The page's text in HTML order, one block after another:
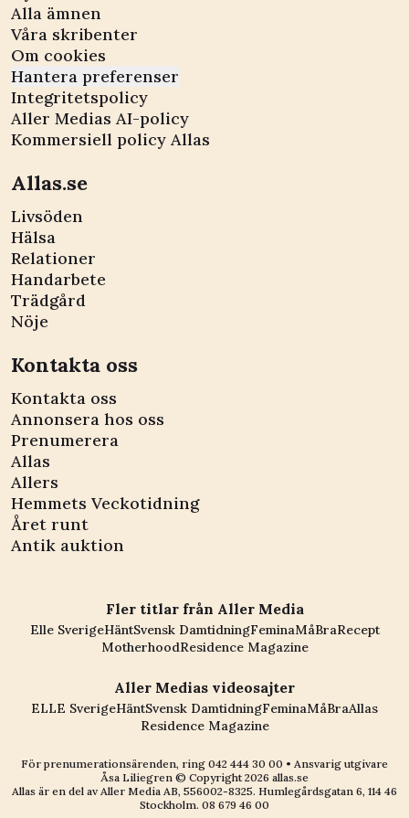
Alla ämnen
Våra skribenter
Om cookies
Hantera preferenser
Integritetspolicy
Aller Medias AI-policy
Kommersiell policy Allas
Allas.se
Livsöden
Hälsa
Relationer
Handarbete
Trädgård
Nöje
Kontakta oss
Kontakta oss
Annonsera hos oss
Prenumerera
Allas
Allers
Hemmets Veckotidning
Året runt
Antik auktion
Fler titlar från Aller Media
Elle SverigeHäntSvensk DamtidningFeminaMåBraRecept
MotherhoodResidence Magazine
Aller Medias videosajter
ELLE SverigeHäntSvensk DamtidningFeminaMåBraAllas
Residence Magazine
För prenumerationsärenden, ring 042 444 30 00 • Ansvarig utgivare
Åsa Liliegren © Copyright2026 allas.se
Allas är en del av Aller Media AB, 556002-8325. Humlegårdsgatan 6, 114 46
Stockholm. 08 679 46 00